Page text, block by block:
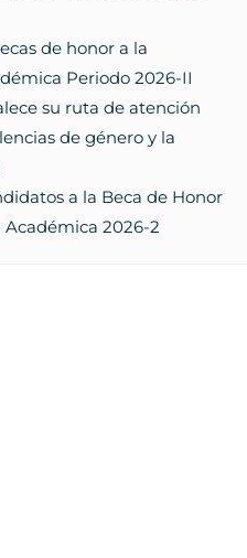
de honor a la
Periodo 2026-II
su ruta de atención
de género y la
a la Beca de Honor
Académica 2026-2